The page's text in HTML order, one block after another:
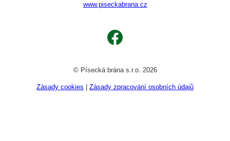
www.piseckabrana.cz
Facebook
© Písecká brána s.r.o. 2026
Zásady cookies Zásady zpracování osobních údajů